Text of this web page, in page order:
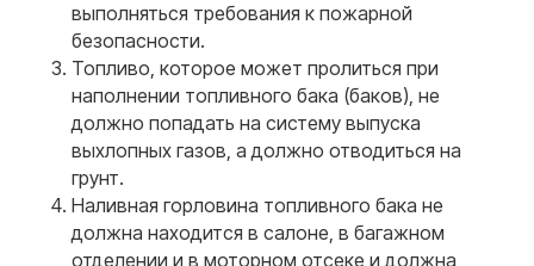
выполняться требования к пожарной
безопасности.
Топливо, которое может пролиться при
наполнении топливного бака (баков), не
должно попадать на систему выпуска
выхлопных газов, а должно отводиться на
грунт.
Наливная горловина топливного бака не
должна находится в салоне, в багажном
отделении и в моторном отсеке и должна